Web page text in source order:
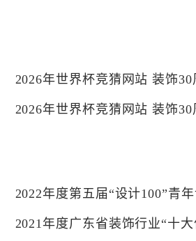
2026年世界杯竞猜网站 装饰30
2026年世界杯竞猜网站 装饰30
2022年度第五届“设计100”青
2021年度广东省装饰行业“十